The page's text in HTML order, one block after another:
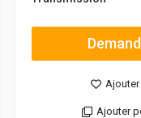
Ajouter